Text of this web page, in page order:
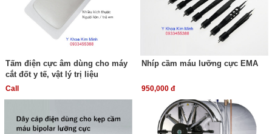
Tấm điện cực âm dùng cho máy
cắt đốt y tế, vật lý trị liệu
Call
Nhíp cầm máu lưỡng cực EMA
950,000 đ